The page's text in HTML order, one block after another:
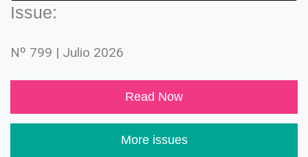
Issue:
Nº 799 | Julio 2026
Read Now
More issues